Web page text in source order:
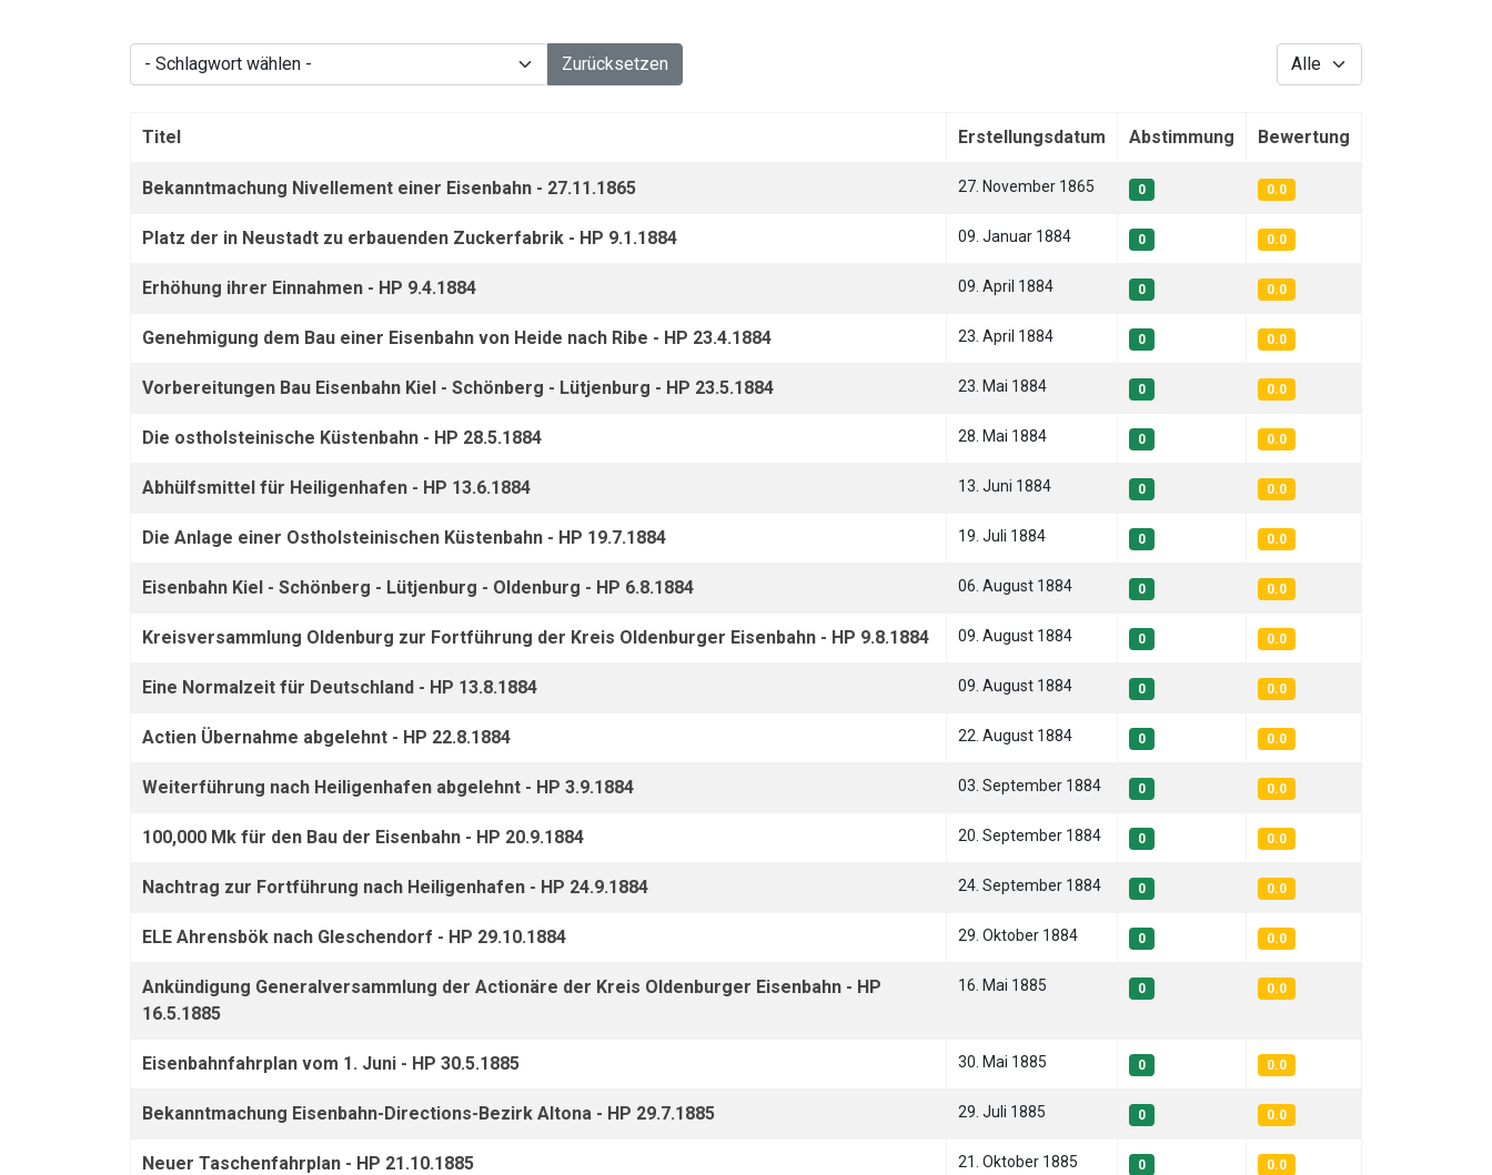
- Schlagwort wählen - Zurücksetzen Anzeige #
Titel Erstellungsdatum Abstimmung Bewertung
Bekanntmachung Nivellement einer Eisenbahn - 27.11.1865 27. November 1865 0 0.0
Platz der in Neustadt zu erbauenden Zuckerfabrik - HP 9.1.1884 09. Januar 1884 0 0.0
Erhöhung ihrer Einnahmen - HP 9.4.1884 09. April 1884 0 0.0
Genehmigung dem Bau einer Eisenbahn von Heide nach Ribe - HP 23.4.1884 23. April 1884 0 0.0
Vorbereitungen Bau Eisenbahn Kiel - Schönberg - Lütjenburg - HP 23.5.1884 23. Mai 1884 0 0.0
Die ostholsteinische Küstenbahn - HP 28.5.1884 28. Mai 1884 0 0.0
Abhülfsmittel für Heiligenhafen - HP 13.6.1884 13. Juni 1884 0 0.0
Die Anlage einer Ostholsteinischen Küstenbahn - HP 19.7.1884 19. Juli 1884 0 0.0
Eisenbahn Kiel - Schönberg - Lütjenburg - Oldenburg - HP 6.8.1884 06. August 1884 0 0.0
Kreisversammlung Oldenburg zur Fortführung der Kreis Oldenburger Eisenbahn - HP 9.8.1884 09. August 1884 0 0.0
Eine Normalzeit für Deutschland - HP 13.8.1884 09. August 1884 0 0.0
Actien Übernahme abgelehnt - HP 22.8.1884 22. August 1884 0 0.0
Weiterführung nach Heiligenhafen abgelehnt - HP 3.9.1884 03. September 1884 0 0.0
100,000 Mk für den Bau der Eisenbahn - HP 20.9.1884 20. September 1884 0 0.0
Nachtrag zur Fortführung nach Heiligenhafen - HP 24.9.1884 24. September 1884 0 0.0
ELE Ahrensbök nach Gleschendorf - HP 29.10.1884 29. Oktober 1884 0 0.0
Ankündigung Generalversammlung der Actionäre der Kreis Oldenburger Eisenbahn - HP
16.5.1885
16. Mai 1885 0 0.0
Eisenbahnfahrplan vom 1. Juni - HP 30.5.1885 30. Mai 1885 0 0.0
Bekanntmachung Eisenbahn-Directions-Bezirk Altona - HP 29.7.1885 29. Juli 1885 0 0.0
Neuer Taschenfahrplan - HP 21.10.1885 21. Oktober 1885 0 0.0